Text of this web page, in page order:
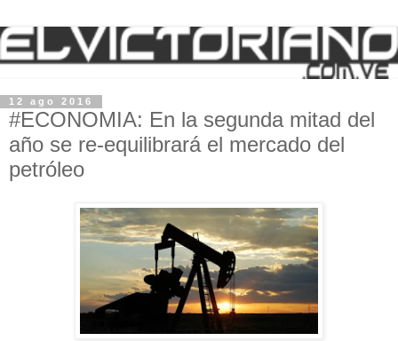
12 ago 2016
#ECONOMIA: En la segunda mitad del
año se re-equilibrará el mercado del
petróleo